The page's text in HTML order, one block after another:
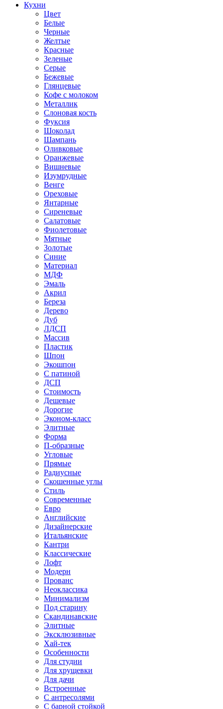
Кухни
Цвет
Белые
Черные
Желтые
Красные
Зеленые
Серые
Бежевые
Глянцевые
Кофе с молоком
Металлик
Слоновая кость
Фуксия
Шоколад
Шампань
Оливковые
Оранжевые
Вишневые
Изумрудные
Венге
Ореховые
Янтарные
Сиреневые
Салатовые
Фиолетовые
Мятные
Золотые
Синие
Материал
МДФ
Эмаль
Акрил
Береза
Дерево
Дуб
ЛДСП
Массив
Пластик
Шпон
Экошпон
С патиной
ДСП
Стоимость
Дешевые
Дорогие
Эконом-класс
Элитные
Форма
П-образные
Угловые
Прямые
Радиусные
Скошенные углы
Стиль
Современные
Евро
Английские
Дизайнерские
Итальянские
Кантри
Классические
Лофт
Модерн
Прованс
Неоклассика
Минимализм
Под старину
Скандинавские
Элитные
Эксклюзивные
Хай-тек
Особенности
Для студии
Для хрущевки
Для дачи
Встроенные
С антресолями
С барной стойкой